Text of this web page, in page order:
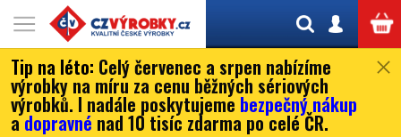
Tip na léto: Celý červenec a srpen nabízíme
výrobky na míru za cenu běžných sériových
výrobků. I nadále poskytujeme bezpečný nákup
adopravné nad 10 tisíc zdarma po celé ČR.